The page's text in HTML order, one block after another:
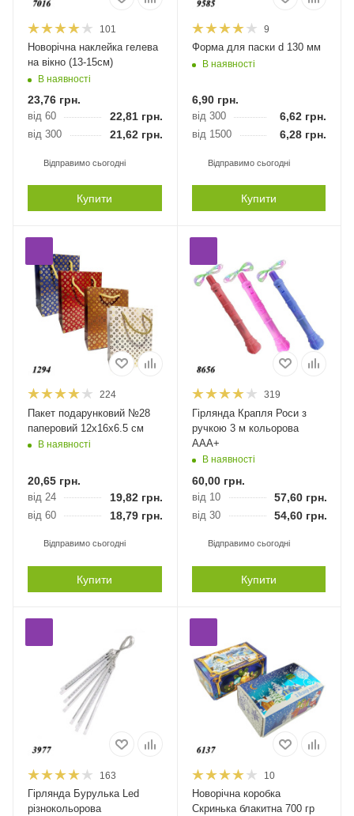
101
Новорічна наклейка гелева
на вікно (13-15см)
В наявності
23,76 грн.
від 60 22,81 грн.
від 300 21,62 грн.
Відправимо сьогодні
Купити
9
Форма для паски d 130 мм
В наявності
6,90грн.
від 300 6,62 грн.
від 1500 6,28 грн.
Відправимо сьогодні
Купити
224
Пакет подарунковий №28
паперовий 12х16х6.5 см
В наявності
20,65 грн.
від 24 19,82 грн.
від 60 18,79 грн.
Відправимо сьогодні
Купити
319
Гірлянда Крапля Роси з
ручкою 3 м кольорова
ААА+
В наявності
60,00грн.
від 10 57,60грн.
від 30 54,60грн.
Відправимо сьогодні
Купити
163
Гірлянда Бурулька Led
різнокольорова
10
Новорічна коробка
Скринька блакитна 700 гр